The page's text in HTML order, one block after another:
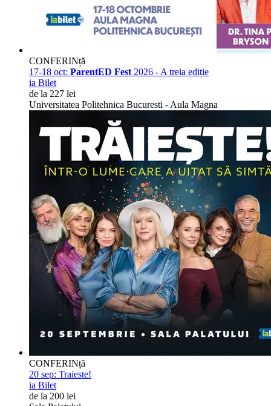
CONFERINță
17-18 oct: ParentED Fest 2026 - A treia ediție
ia Bilet
de la 227 lei
Universitatea Politehnica Bucuresti - Aula Magna
CONFERINță
20 sep: Traieste!
ia Bilet
de la 200 lei